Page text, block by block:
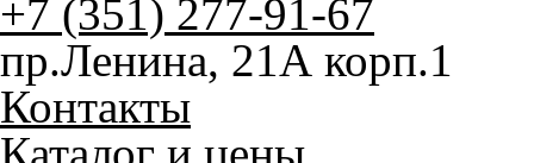
+7 (351) 277-91-67
пр.Ленина, 21А корп.1
Контакты